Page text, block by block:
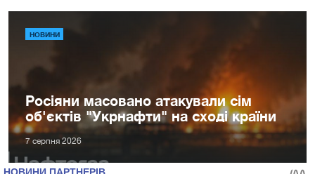
НОВИНИ
Росіяни масовано атакували сім
об'єктів "Укрнафти" на сході країни
7 серпня 2026